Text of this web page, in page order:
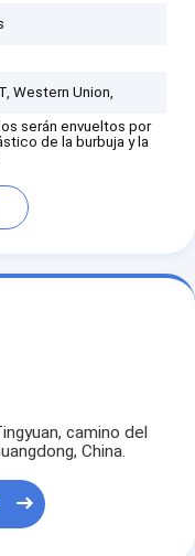
Western Union,
serán envueltos por
de la burbuja y la
camino del
China.